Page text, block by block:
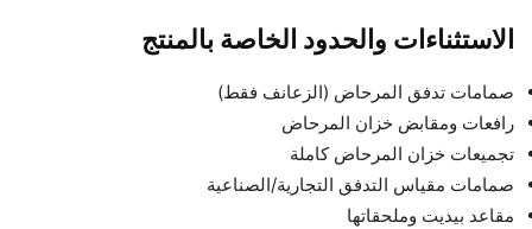
الاستثناءات والحدود الخاصة بالمنتج
صمامات تدفق المرحاض (الزعانف فقط)
رافعات ومقابض خزان المرحاض
تجميعات خزان المرحاض كاملة
صمامات مقياس التدفق التجارية/الصناعية
مقاعد بيديت وملحقاتها